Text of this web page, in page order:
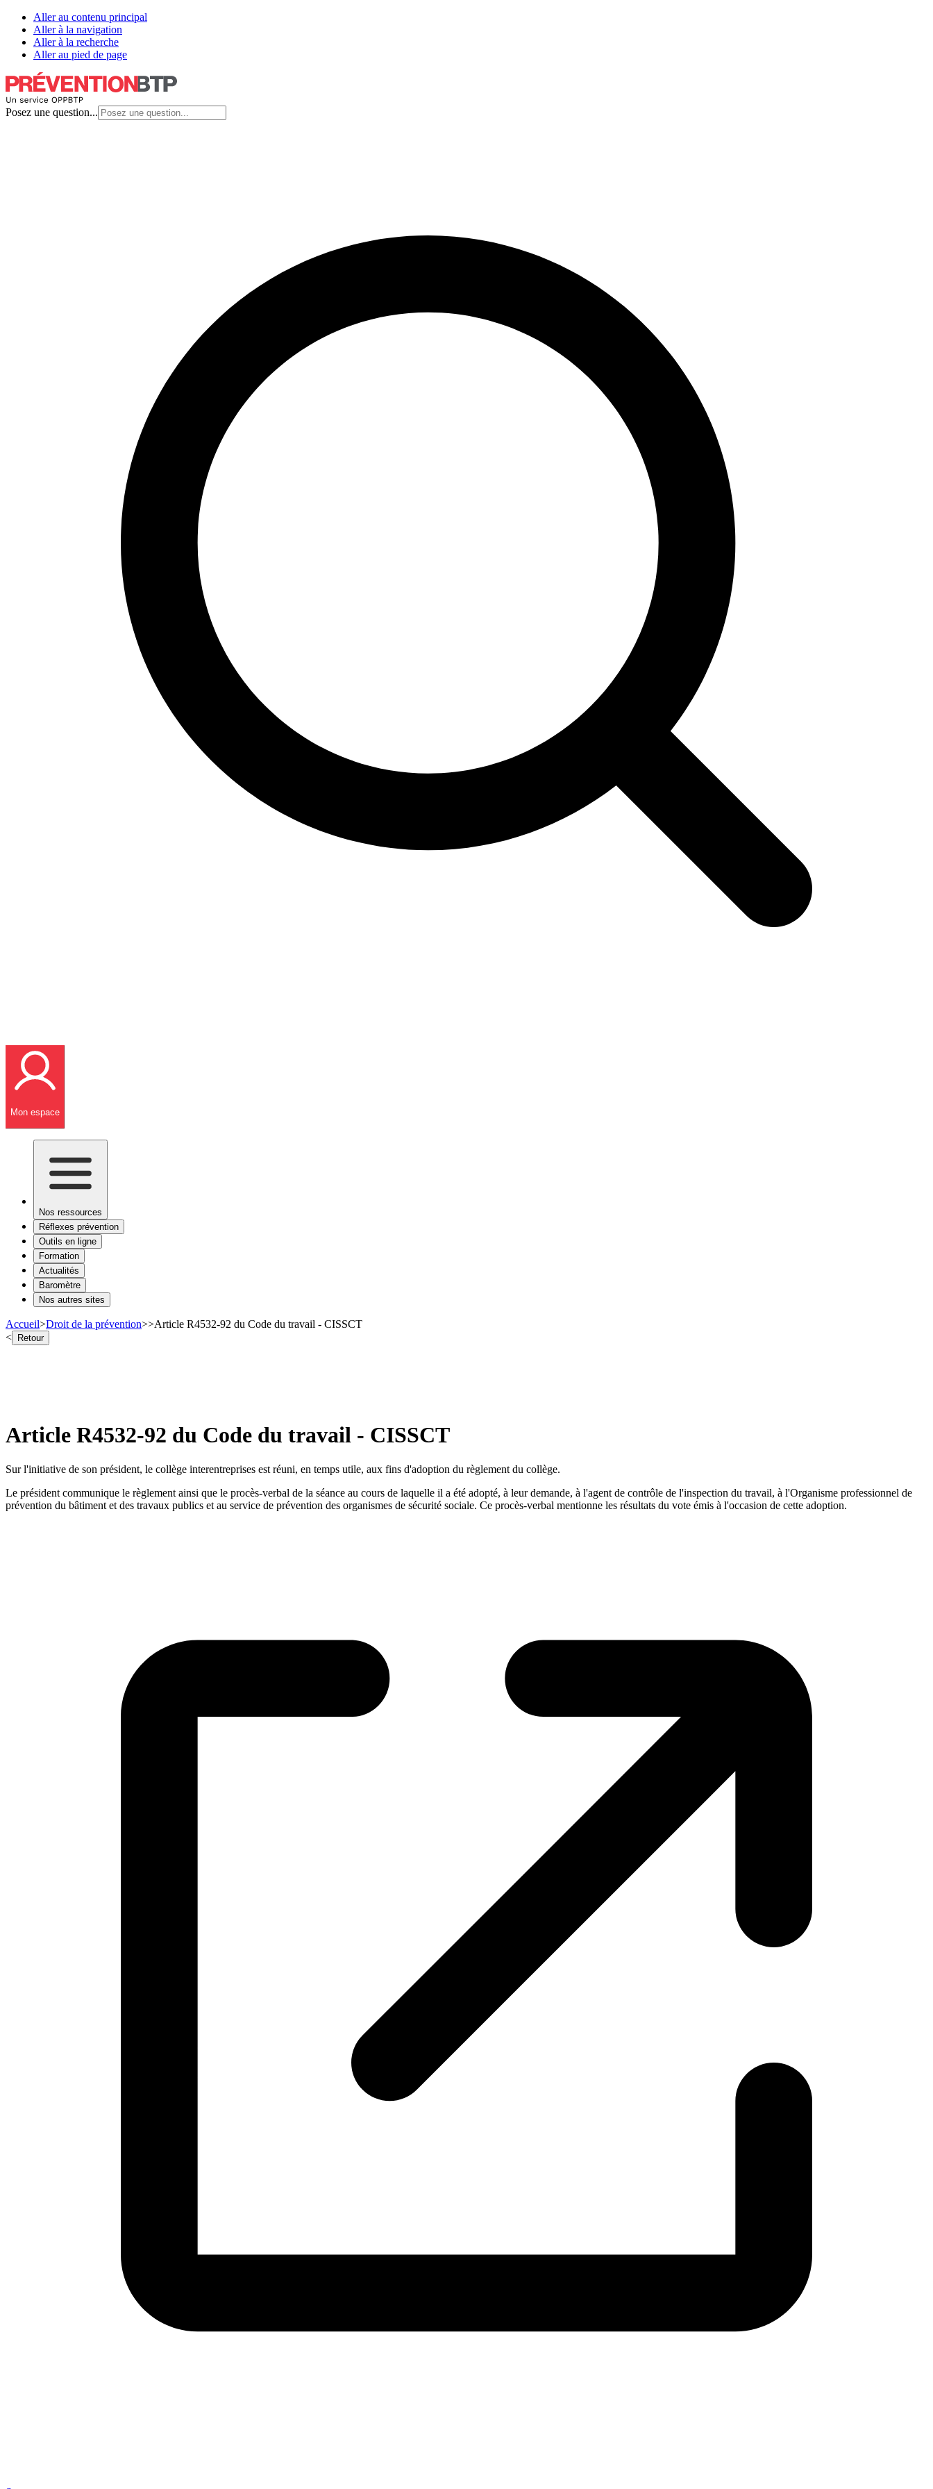
Aller au contenu principal
Aller à la navigation
Aller à la recherche
Aller au pied de page
Posez une question...
Mon espace
Nos ressources
Réflexes prévention
Outils en ligne
Formation
Actualités
Baromètre
Nos autres sites
Accueil>Droit de la prévention>>Article R4532-92 du Code du travail - CISSCT
< Retour
Article R4532-92 du Code du travail - CISSCT
Sur l'initiative de son président, le collège interentreprises est réuni, en temps utile, aux fins d'adoption du règlement du collège.
Le président communique le règlement ainsi que le procès-verbal de la séance au cours de laquelle il a été adopté, à leur demande, à l'agent de contrôle de l'inspection du travail, à l'Organisme professionnel de
prévention du bâtiment et des travaux publics et au service de prévention des organismes de sécurité sociale. Ce procès-verbal mentionne les résultats du vote émis à l'occasion de cette adoption.